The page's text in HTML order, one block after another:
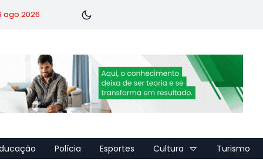
ago 2026
Polícia Esportes Cultura Turismo